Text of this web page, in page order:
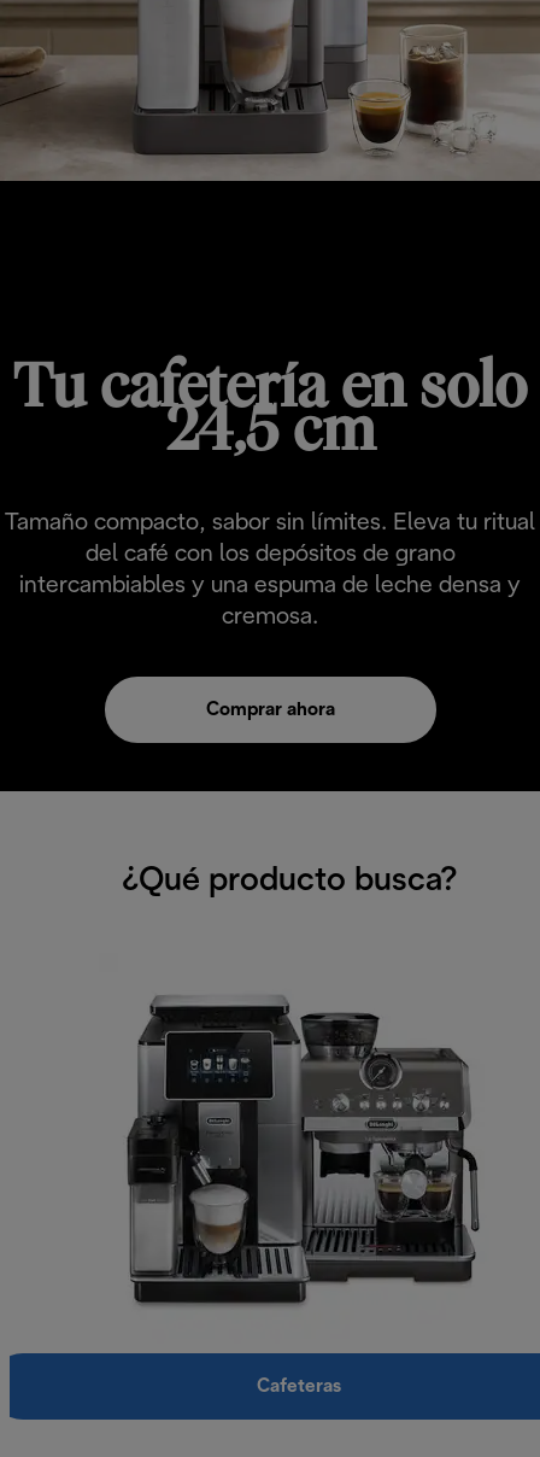
Tu cafetería en solo
24,5 cm
Tamaño compacto, sabor sin límites. Eleva tu ritual
del café con los depósitos de grano
intercambiables y una espuma de leche densa y
cremosa.
Comprar ahora
¿Qué producto busca?
Cafeteras